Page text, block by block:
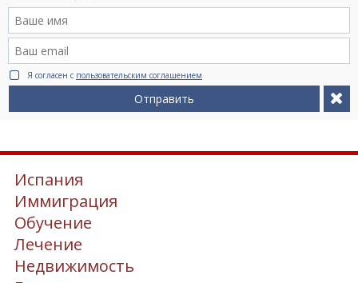
Я согласен с пользовательским соглашением
Отправить
Испания
Иммиграция
Обучение
Лечение
Недвижимость